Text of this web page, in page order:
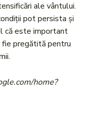
ale vântului.
pot persista și
că este important
fie pregătită pentru
home?